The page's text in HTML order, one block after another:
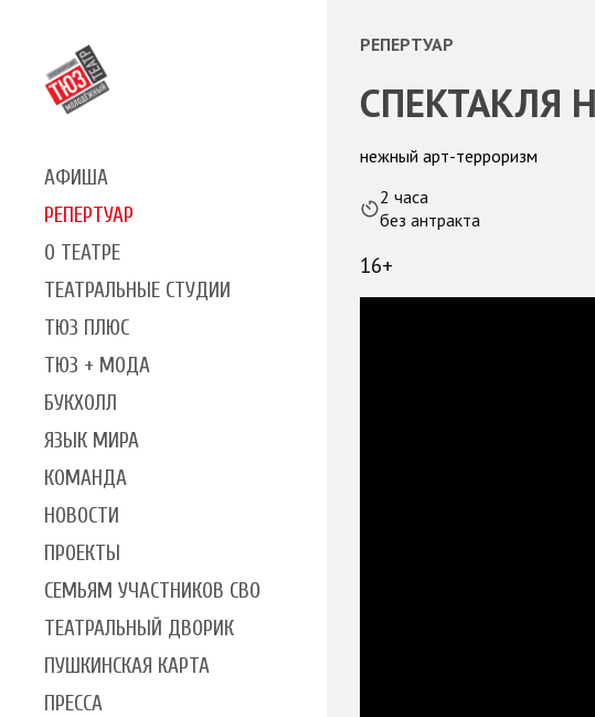
АФИША
РЕПЕРТУАР
О ТЕАТРЕ
ТЕАТРАЛЬНЫЕ СТУДИИ
ТЮЗ ПЛЮС
ТЮЗ + МОДА
БУКХОЛЛ
ЯЗЫК МИРА
КОМАНДА
НОВОСТИ
ПРОЕКТЫ
СЕМЬЯМ УЧАСТНИКОВ СВО
ТЕАТРАЛЬНЫЙ ДВОРИК
ПУШКИНСКАЯ КАРТА
ПРЕССА
РЕПЕРТУАР
СПЕКТАКЛЯ
нежный арт-терроризм
2 часа
без антракта
16+